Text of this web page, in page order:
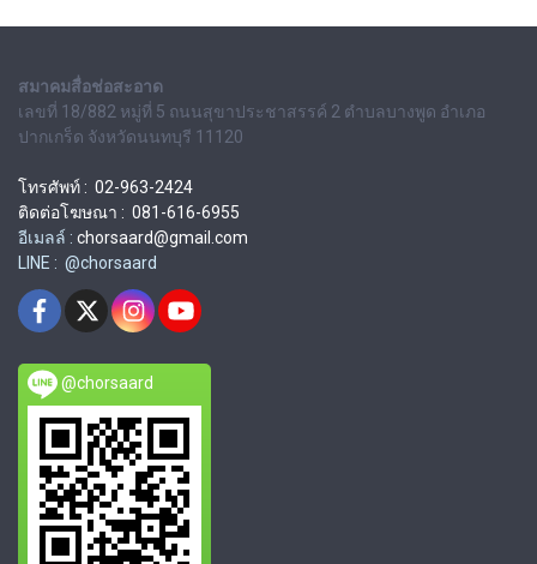
สมาคมสื่อช่อสะอาด
เลขที่ 18/882 หมู่ที่ 5 ถนนสุขาประชาสรรค์ 2 ตำบลบางพูด อำเภอ
ปากเกร็ด จังหวัดนนทบุรี 11120
โทรศัพท์ : 02-963-2424
ติดต่อโฆษณา : 081-616-6955
อีเมลล์ : chorsaard@gmail.com
LINE : @chorsaard
@chorsaard